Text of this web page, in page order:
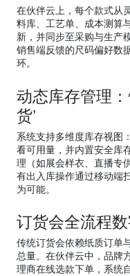
在伙伴云上，每个款式从
料库、工艺单、成本测算
新，并同步至采购与生产
销售端反馈的尺码偏好数
环。
动态库存管理
货’
系统支持多维度库存视图
看可用量，并内置安全库
理（如展会样衣、直播专
有出入库操作通过移动端
为可能。
订货会全流程
传统订货会依赖纸质订单
总量。在伙伴云中，品牌
理商在线选款下单，系统